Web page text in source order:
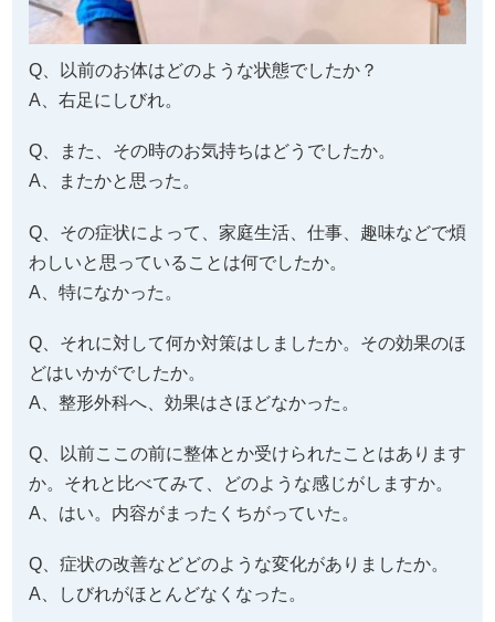
Q、以前のお体はどのような状態でしたか？
A、右足にしびれ。
Q、また、その時のお気持ちはどうでしたか。
A、またかと思った。
Q、その症状によって、家庭生活、仕事、趣味などで煩
わしいと思っていることは何でしたか。
A、特になかった。
Q、それに対して何か対策はしましたか。その効果のほ
どはいかがでしたか。
A、整形外科へ、効果はさほどなかった。
Q、以前ここの前に整体とか受けられたことはあります
か。それと比べてみて、どのような感じがしますか。
A、はい。内容がまったくちがっていた。
Q、症状の改善などどのような変化がありましたか。
A、しびれがほとんどなくなった。